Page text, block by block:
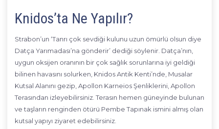
Knidos’ta Ne Yapılır?
Strabon’un ‘Tanrı çok sevdiği kulunu uzun ömürlü olsun diye
Datça Yarımadası’na gönderir’ dediği söylenir. Datça’nın,
uygun oksijen oranının bir çok sağlık sorunlarına iyi geldiği
bilinen havasını solurken, Knidos Antik Kenti’nde, Musalar
Kutsal Alanını gezip, Apollon Karneios Şenliklerini, Apollon
Terasından izleyebilirsiniz. Terasın hemen güneyinde bulunan
ve taşların renginden ötürü Pembe Tapınak ismini almış olan
kutsal yapıyı ziyaret edebilirsiniz.